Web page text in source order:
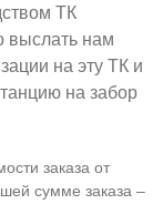
ТК
выслать нам
на эту ТК и
на забор
заказа от
сумме заказа –